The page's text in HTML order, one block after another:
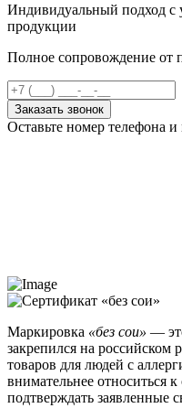
Индивидуальный подход с
продукции
Полное сопровождение от
Заказать звонок
Оставьте номер телефона
Маркировка «без сои» —
закрепился на российском
товаров для людей с
внимательнее относиться
подтверждать заявленные